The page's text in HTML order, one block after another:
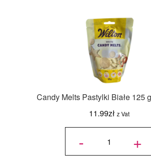
Candy Melts Pastylki Białe 125
11.99zł z Vat
-
ilość
Pastylki
Białe
125 g -
Wilton +